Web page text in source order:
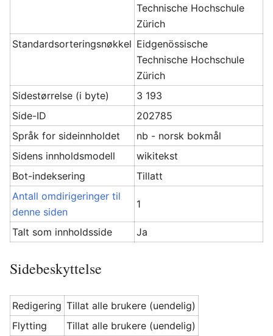
Technische Hochschule
Zürich
Standardsorteringsnøkkel Eidgenössische
Technische Hochschule
Zürich
Sidestørrelse (i byte)
3 193
Side-ID
202785
Språk for sideinnholdet
nb - norsk bokmål
Sidens innholdsmodell
wikitekst
Bot-indeksering
Tillatt
Antall omdirigeringer til
denne siden
1
Talt som innholdsside Ja
Sidebeskyttelse
Redigering Tillat alle brukere (uendelig)
Flytting
Tillat alle brukere (uendelig)